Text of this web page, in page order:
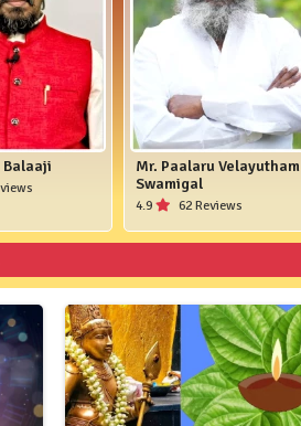
Balaaji
Mr. Paalaru Velayutham
Swamigal
4.9 62 Reviews